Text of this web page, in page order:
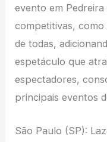
evento em
competitivas, como
de todas,
espetáculo que
espectadores,
principais eventos
São Paulo (SP):